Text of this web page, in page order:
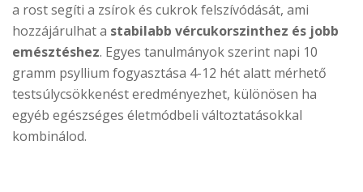
a rost segíti a zsírok és cukrok felszívódását, ami
hozzájárulhat a stabilabb vércukorszinthez és jobb
emésztéshez. Egyes tanulmányok szerint napi 10
gramm psyllium fogyasztása 4-12 hét alatt mérhető
testsúlycsökkenést eredményezhet, különösen ha
egyéb egészséges életmódbeli változtatásokkal
kombinálod.